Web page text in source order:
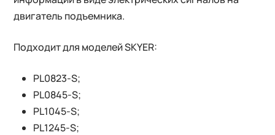
двигатель подъемника.
Подходит для моделей SKYER:
PL0823-S;
PL0845-S;
PL1045-S;
PL1245-S;